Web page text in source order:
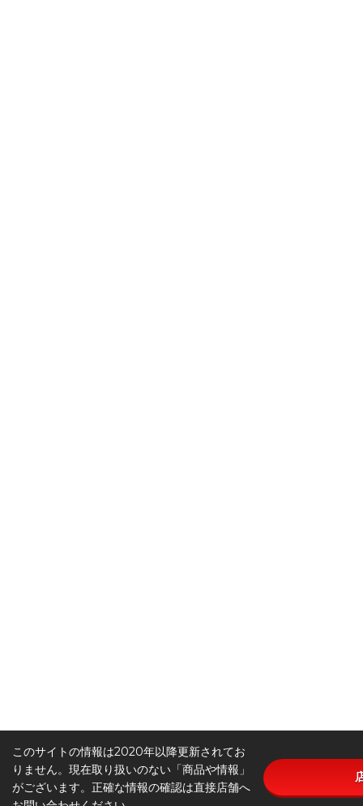
このサイトの情報は2020年以降更新されてお
りません。現在取り扱いのない「商品や情報」
がございます。正確な情報の確認は直接店舗へ